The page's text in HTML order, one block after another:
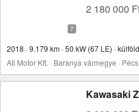
2 180 000
2018 · 9.179 km · 50 kW (67 LE) ·
Ati Motor Kft. · Baranya vármegye · Pécs
Kawasaki